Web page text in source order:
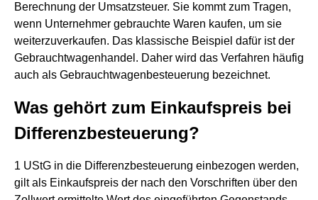
Berechnung der Umsatzsteuer. Sie kommt zum Tragen,
wenn Unternehmer gebrauchte Waren kaufen, um sie
weiterzuverkaufen. Das klassische Beispiel dafür ist der
Gebrauchtwagenhandel. Daher wird das Verfahren häufig
auch als Gebrauchtwagenbesteuerung bezeichnet.
Was gehört zum Einkaufspreis bei
Differenzbesteuerung?
1 UStG in die Differenzbesteuerung einbezogen werden,
gilt als Einkaufspreis der nach den Vorschriften über den